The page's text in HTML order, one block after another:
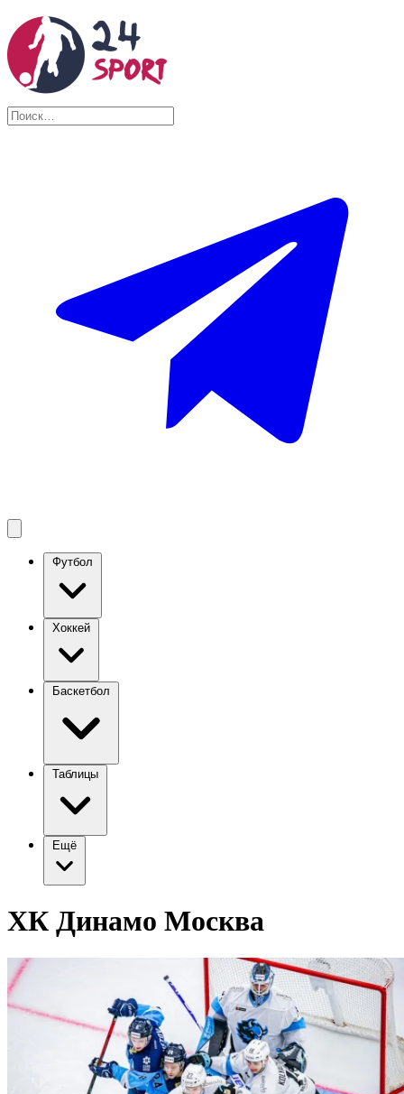
Футбол
Хоккей
Баскетбол
Таблицы
Ещё
ХК Динамо Москва